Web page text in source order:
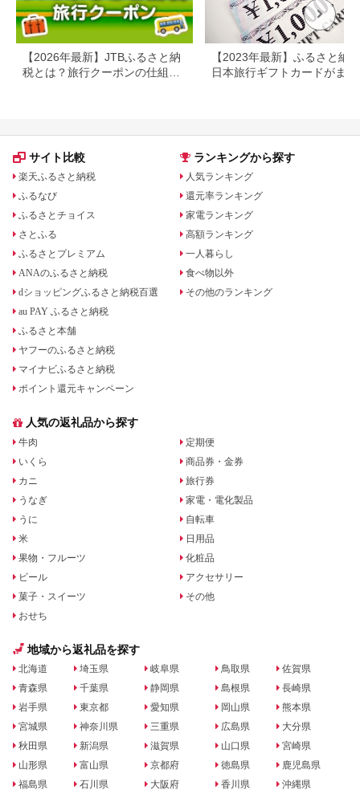
【2026年最新】JTBふるさと納
税とは？旅行クーポンの仕組
【2023年最新】ふるさと納
日本旅行ギフトカードがまだ
サイト比較
楽天ふるさと納税
ふるなび
ふるさとチョイス
さとふる
ふるさとプレミアム
ANAのふるさと納税
dショッピングふるさと納税百選
au PAY ふるさと納税
ふるさと本舗
ヤフーのふるさと納税
マイナビふるさと納税
ポイント還元キャンペーン
ランキングから探す
人気ランキング
還元率ランキング
家電ランキング
高額ランキング
一人暮らし
食べ物以外
その他のランキング
人気の返礼品から探す
牛肉
いくら
カニ
うなぎ
うに
米
果物・フルーツ
ビール
菓子・スイーツ
おせち
定期便
商品券・金券
旅行券
家電・電化製品
自転車
日用品
化粧品
アクセサリー
その他
地域から返礼品を探す
北海道
青森県
岩手県
宮城県
秋田県
山形県
福島県
埼玉県
千葉県
東京都
神奈川県
新潟県
富山県
石川県
岐阜県
静岡県
愛知県
三重県
滋賀県
京都府
大阪府
鳥取県
島根県
岡山県
広島県
山口県
徳島県
香川県
佐賀県
長崎県
熊本県
大分県
宮崎県
鹿児島県
沖縄県